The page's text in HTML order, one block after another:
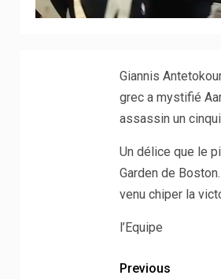
Giannis
grec a mystifié
assassin un
Un délice que le
Garden de
venu chiper la
l’Equipe
Previous